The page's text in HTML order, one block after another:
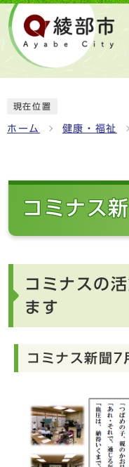
現在位置
ホーム 健康・福祉
コミナス
コミナスの
ます
コミナス新聞7